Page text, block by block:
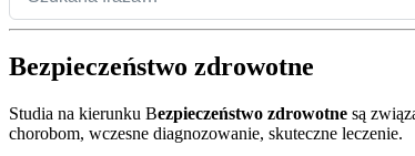
Bezpieczeństwo zdrowotne
Studia na kierunku Bezpieczeństwo zdrowotne są
chorobom, wczesne diagnozowanie, skuteczne leczenie.